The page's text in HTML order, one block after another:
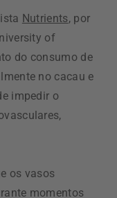
Nutrients, por
of
do consumo de
no cacau e
impedir o
os vasos
momentos